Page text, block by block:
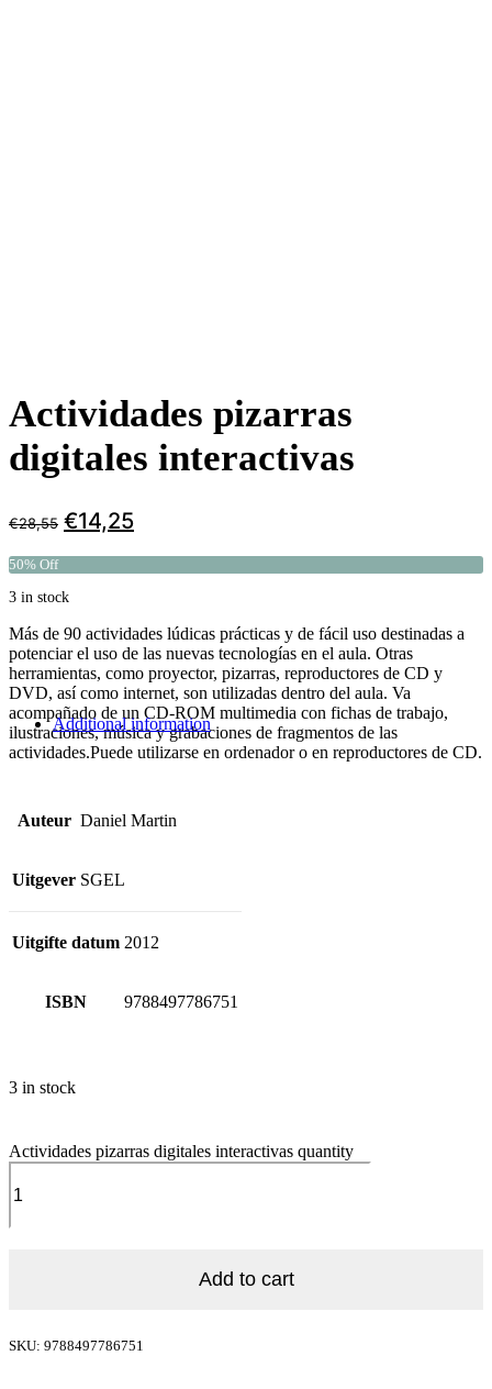
Actividades pizarras
digitales interactivas
€28,55 €14,25
50% Off
3 in stock
Más de 90 actividades lúdicas prácticas y de fácil uso destinadas a
potenciar el uso de las nuevas tecnologías en el aula. Otras
herramientas, como proyector, pizarras, reproductores de CD y
DVD, así como internet, son utilizadas dentro del aula. Va
acompañado de un CD-ROM multimedia con fichas de trabajo,
ilustraciones, música y grabaciones de fragmentos de las
actividades.Puede utilizarse en ordenador o en reproductores de CD.
Additional information
Auteur Daniel Martin
Uitgever SGEL
Uitgifte datum 2012
ISBN 9788497786751
3 in stock
Actividades pizarras digitales interactivas quantity
Add to cart
SKU: 9788497786751